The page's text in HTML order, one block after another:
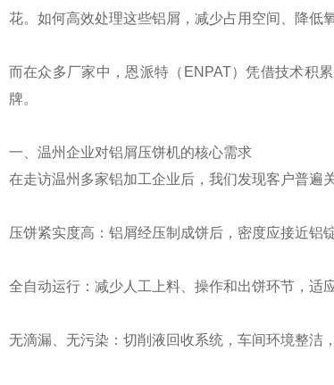
花。如何高效处理这些铝屑，减少占用空间、降低
而在众多厂家中，恩派特（ENPAT）凭借技术积
牌。
一、温州企业对铝屑压饼机的核心需求
在走访温州多家铝加工企业后，我们发现客户普遍
压饼紧实度高：铝屑经压制成饼后，密度应接近铝
全自动运行：减少人工上料、操作和出饼环节，适
无滴漏、无污染：切削液回收系统，车间环境整洁